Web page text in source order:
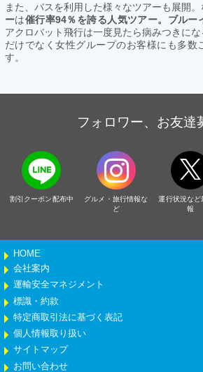
また、バスを利用した様々なツアーも展開。
ーは催行率94％を誇る人気ツアー。ブルー
アクロバット飛行は一度見たら病みつきに
だけでなく女性グループのお客様にも多数
す。
フォロワー、お友達
割引クーポン配布中
グルメ・旅行情報な
ど
運行状況など
報
HOME
会社案内
運輸安全マネジメント
標識・約款
特定商取引法に基づく表記
個人情報取り扱い
サイトマップ
お問い合わせ